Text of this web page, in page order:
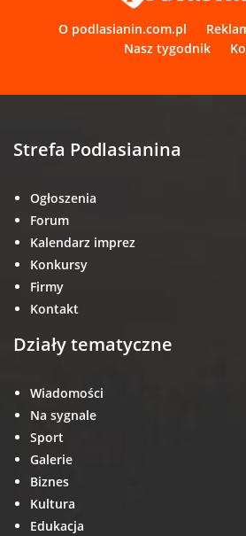
O podlasianin.com.pl
Nasz tygodnik
Strefa Podlasianina
Ogłoszenia
Forum
Kalendarz imprez
Konkursy
Firmy
Kontakt
Działy tematyczne
Wiadomości
Na sygnale
Sport
Galerie
Biznes
Kultura
Edukacja